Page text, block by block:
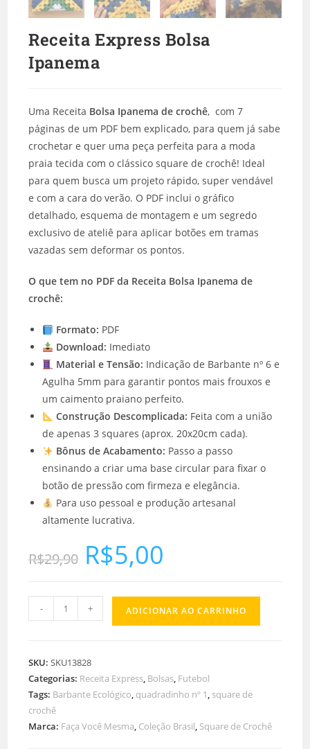
Receita Express Bolsa
Ipanema
Uma Receita Bolsa Ipanema de crochê, com 7
páginas de um PDF bem explicado, para quem já sabe
crochetar e quer uma peça perfeita para a moda
praia tecida com o clássico square de crochê! Ideal
para quem busca um projeto rápido, super vendável
e com a cara do verão. O PDF inclui o gráfico
detalhado, esquema de montagem e um segredo
exclusivo de ateliê para aplicar botões em tramas
vazadas sem deformar os pontos.
O que tem no PDF da Receita Bolsa Ipanema de
crochê:
Formato: PDF
Download: Imediato
Material e Tensão: Indicação de Barbante nº 6 e
Agulha 5mm para garantir pontos mais frouxos e
um caimento praiano perfeito.
Construção Descomplicada: Feita com a união
de apenas 3 squares (aprox. 20x20cm cada).
Bônus de Acabamento: Passo a passo
ensinando a criar uma base circular para fixar o
botão de pressão com firmeza e elegância.
Para uso pessoal e produção artesanal
altamente lucrativa.
R$29,90 R$5,00
- + ADICIONAR AO CARRINHO
SKU:SKU13828
Categorias: Receita Express, Bolsas, Futebol
Tags: Barbante Ecológico, quadradinho nº 1, square de
crochê
Marca: Faça Você Mesma, Coleção Brasil, Square de Crochê